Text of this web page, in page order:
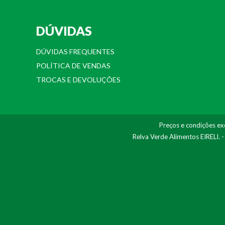
DÚVIDAS
DÚVIDAS FREQUENTES
POLÍTICA DE VENDAS
TROCAS E DEVOLUÇÕES
Preços e condições
Relva Verde Alimentos